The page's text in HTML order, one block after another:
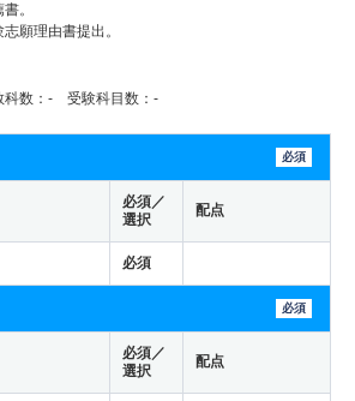
。
願理由書提出。
数：- 受験科目数：-
必須
必須／
選択
配点
必須
必須
必須／
選択
配点